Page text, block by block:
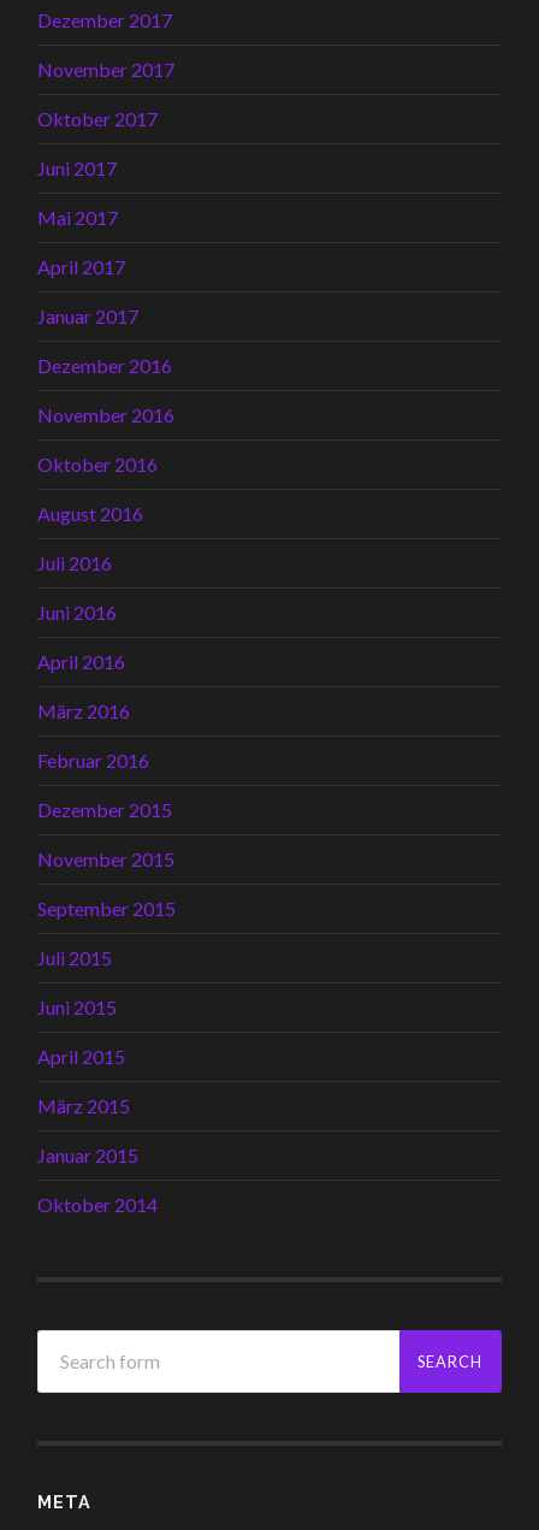
Dezember 2017
November 2017
Oktober 2017
Juni 2017
Mai 2017
April 2017
Januar 2017
Dezember 2016
November 2016
Oktober 2016
August 2016
Juli 2016
Juni 2016
April 2016
März 2016
Februar 2016
Dezember 2015
November 2015
September 2015
Juli 2015
Juni 2015
April 2015
März 2015
Januar 2015
Oktober 2014
META